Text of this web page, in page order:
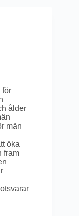
för
ålder
män
öka
fram